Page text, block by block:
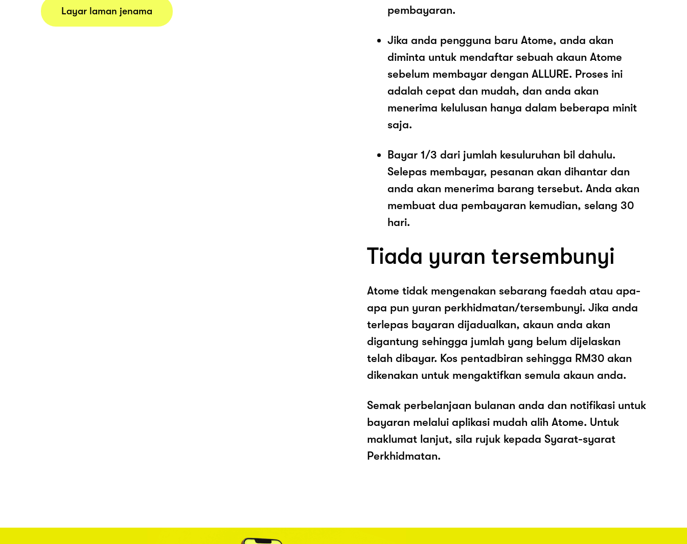
Layar laman jenama
pembayaran.
Jika anda pengguna baru Atome, anda akan
diminta untuk mendaftar sebuah akaun Atome
sebelum membayar dengan ALLURE. Proses ini
adalah cepat dan mudah, dan anda akan
menerima kelulusan hanya dalam beberapa minit
saja.
Bayar 1/3 dari jumlah kesuluruhan bil dahulu.
Selepas membayar, pesanan akan dihantar dan
anda akan menerima barang tersebut. Anda akan
membuat dua pembayaran kemudian, selang 30
hari.
Tiada yuran tersembunyi
Atome tidak mengenakan sebarang faedah atau apa-
apa pun yuran perkhidmatan/tersembunyi. Jika anda
terlepas bayaran dijadualkan, akaun anda akan
digantung sehingga jumlah yang belum dijelaskan
telah dibayar. Kos pentadbiran sehingga RM30 akan
dikenakan untuk mengaktifkan semula akaun anda.
Semak perbelanjaan bulanan anda dan notifikasi untuk
bayaran melalui aplikasi mudah alih Atome. Untuk
maklumat lanjut, sila rujuk kepada Syarat-syarat
Perkhidmatan.